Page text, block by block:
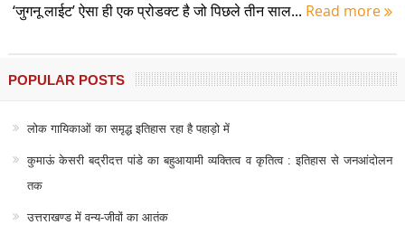
‘जुगनू लाईट’ ऐसा ही एक प्रोडक्ट है जो पिछले तीन साल... Read more
POPULAR POSTS
लोक गायिकाओं का समृद्ध इतिहास रहा है पहाड़ो में
कुमाऊं केसरी बद्रीदत्त पांडे का बहुआयामी व्यक्तित्व व कृतित्व : इतिहास से जनआंदोलन
तक
उत्तराखण्ड में वन्य-जीवों का आतंक